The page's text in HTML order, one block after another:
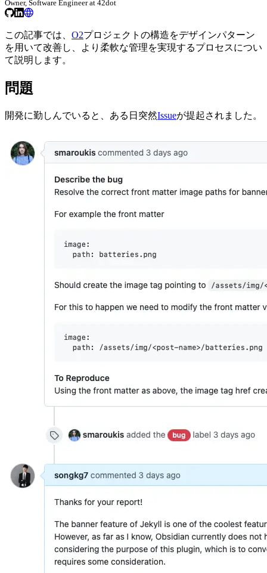
Owner, Software Engineer at 42dot
この記事では、 O2プロジェクトの構造をデザインパターン
を用いて改善し、より柔軟な管理を実現するプロセスについ
て説明します。
問題
開発に勤しんでいると、ある日突然Issueが提起されました。